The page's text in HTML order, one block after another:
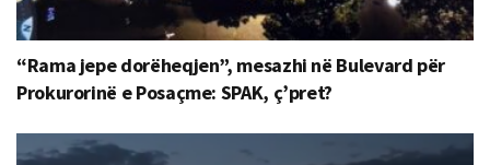
“Rama jepe dorëheqjen”, mesazhi në Bulevard për
Prokurorinë e Posaçme: SPAK, ç’pret?